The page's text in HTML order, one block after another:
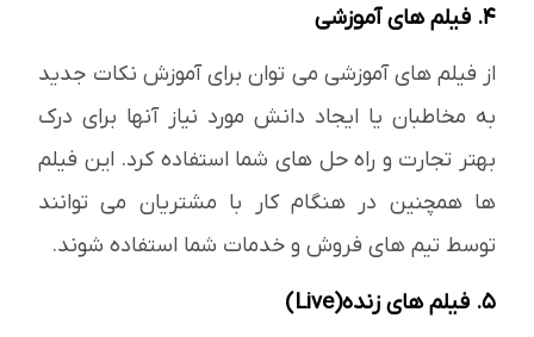
4. فیلم های آموزشی
از فیلم های آموزشی می توان برای آموزش نکات جدید
به مخاطبان یا ایجاد دانش مورد نیاز آنها برای درک
بهتر تجارت و راه حل های شما استفاده کرد. این فیلم
ها همچنین در هنگام کار با مشتریان می توانند
توسط تیم های فروش و خدمات شما استفاده شوند.
5. فیلم های زنده(Live)